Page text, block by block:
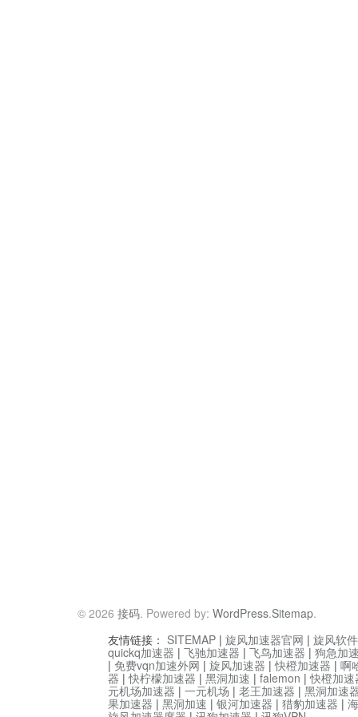
© 2026 接码. Powered by: WordPress.Sitemap.
友情链接： SITEMAP | 旋风加速器官网 | 旋风软
quickq加速器 | 飞驰加速器 | 飞鸟加速器 | 狗急加
| 免费vqn加速外网 | 旋风加速器 |快橙加速器 | 啊
器 |快柠檬加速器 | 黑洞加速 | falemon |快橙加速
元机场加速器 | 一元机场 | 老王加速器 | 黑洞加速
果加速器 | 黑洞加速 | 银河加速器 | 猎豹加速器 |